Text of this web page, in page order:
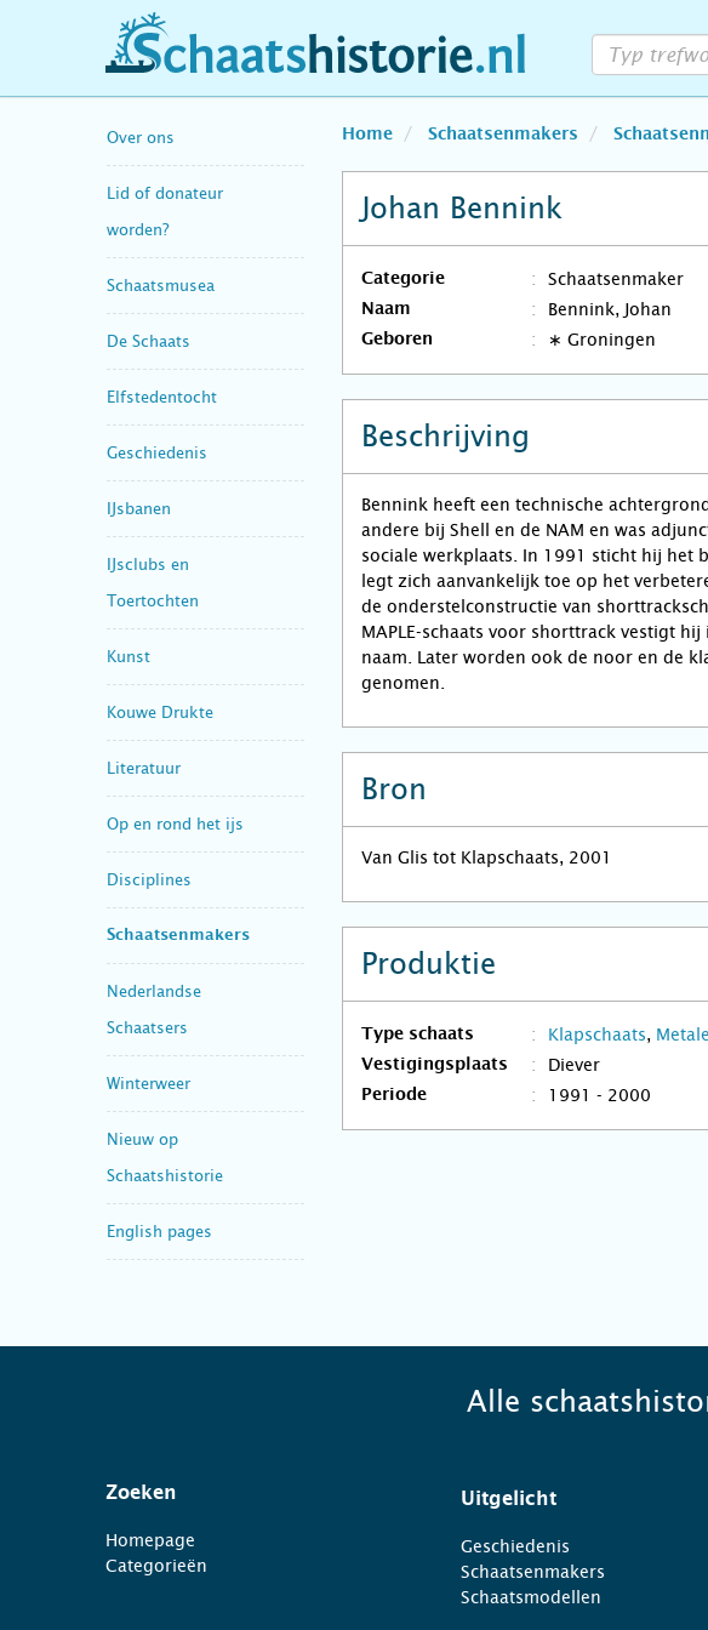
schaatshistorie.nl
Over ons
Lid of donateur
worden?
Schaatsmusea
De Schaats
Elfstedentocht
Geschiedenis
IJsbanen
IJsclubs en
Toertochten
Kunst
Kouwe Drukte
Literatuur
Op en rond het ijs
Disciplines
Schaatsenmakers
Nederlandse
Schaatsers
Winterweer
Nieuw op
Schaatshistorie
English pages
Home Schaatsenmakers
Johan Bennink
Categorie Schaatsenmaker
Naam Bennink, Johan
Geboren ∗ Groningen
Beschrijving
Bennink heeft een technische
andere bij Shell en de NAM en was
sociale werkplaats. In 1991 sticht hij het
legt zich aanvankelijk toe op het
de onderstelconstructie van
MAPLE-schaats voor shorttrack vestigt
naam. Later worden ook de noor en de
genomen.
Bron
Van Glis tot Klapschaats, 2001
Produktie
Type schaats Klapschaats,
Vestigingsplaats Diever
Periode 1991 - 2000
Alle
Zoeken
Homepage
Categorieën
Uitgelicht
Geschiedenis
Schaatsenmakers
Schaatsmodellen